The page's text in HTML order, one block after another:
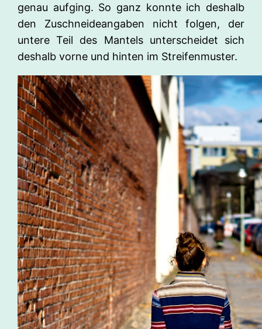
genau aufging. So ganz konnte ich deshalb
den Zuschneideangaben nicht folgen, der
untere Teil des Mantels unterscheidet sich
deshalb vorne und hinten im Streifenmuster.